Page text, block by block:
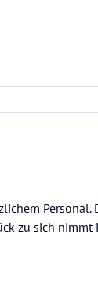
Personal.
zu sich